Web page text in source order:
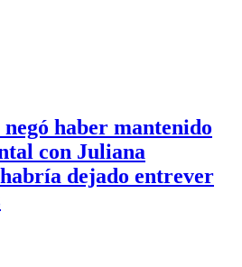
haber mantenido
con Juliana
dejado entrever